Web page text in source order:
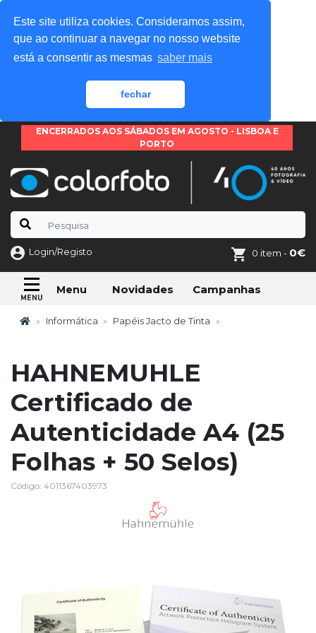
Este site utiliza cookies. Consideramos assim,
que ao continuar a navegar no nosso website
está a consentir as mesmas saber mais
fechar
ENCERRADOS AOS SÁBADOS EM AGOSTO - LISBOA E
PORTO
Login/Registo 0 item - 0€
Menu Novidades Campanhas
Informática Papéis Jacto de Tinta
HAHNEMUHLE
Certificado de
Autenticidade A4 (25
Folhas + 50 Selos)
Código: 4011367403973